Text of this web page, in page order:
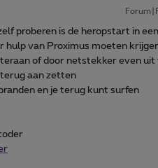
proberen is de heropstart in
hulp van Proximus moeten
of door netstekker even uit
aan zetten
en je terug kunt surfen